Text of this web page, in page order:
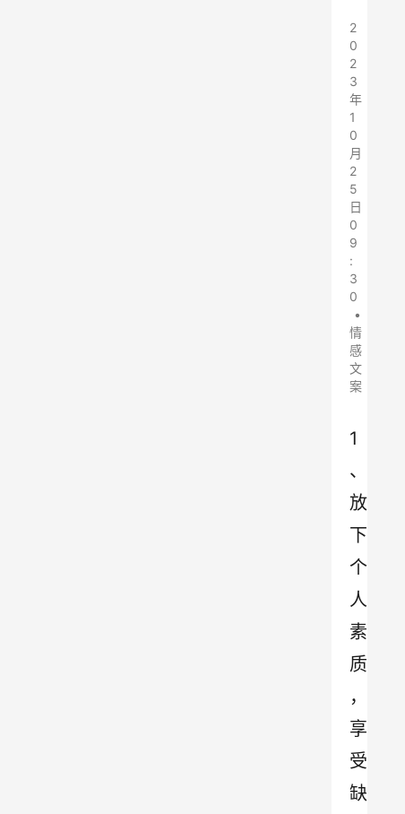
2
0
2
3
年
1
0
月
2
5
日
0
9
:
3
0
•
情
感
文
案
1
、
放
下
个
人
素
质
，
享
受
缺